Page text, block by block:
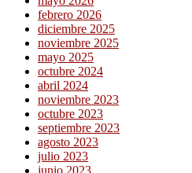
febrero 2026
diciembre 2025
noviembre 2025
mayo 2025
octubre 2024
abril 2024
noviembre 2023
octubre 2023
septiembre 2023
agosto 2023
julio 2023
junio 2023